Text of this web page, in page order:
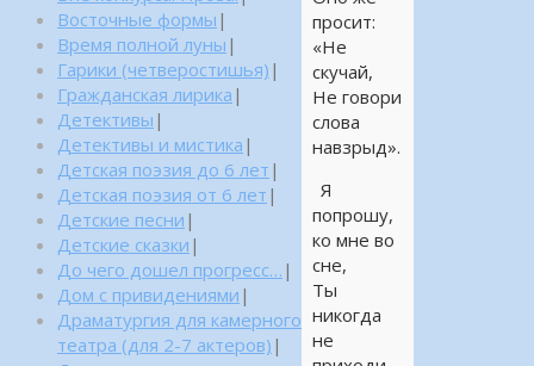
просит:
«Не
скучай,
Не говори
слова
навзрыд».
Я
попрошу,
ко мне во
сне,
Ты
никогда
не
Восточные формы |
Время полной луны |
Гарики (четверостишья) |
Гражданская лирика |
Детективы |
Детективы и мистика |
Детская поэзия до 6 лет |
Детская поэзия от 6 лет |
Детские песни |
Детские сказки |
До чего дошел прогресс… |
Дом с привидениями |
Драматургия для камерного
театра (для 2-7 актеров) |